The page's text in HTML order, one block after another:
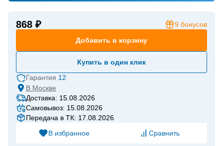
868 ₽ 9 бонусов
Добавить в корзину
Купить в один клик
Гарантия 12
В Москве
Доставка: 15.08.2026
Самовывоз: 15.08.2026
Передача в ТК: 17.08.2026
В избранное
Сравнить